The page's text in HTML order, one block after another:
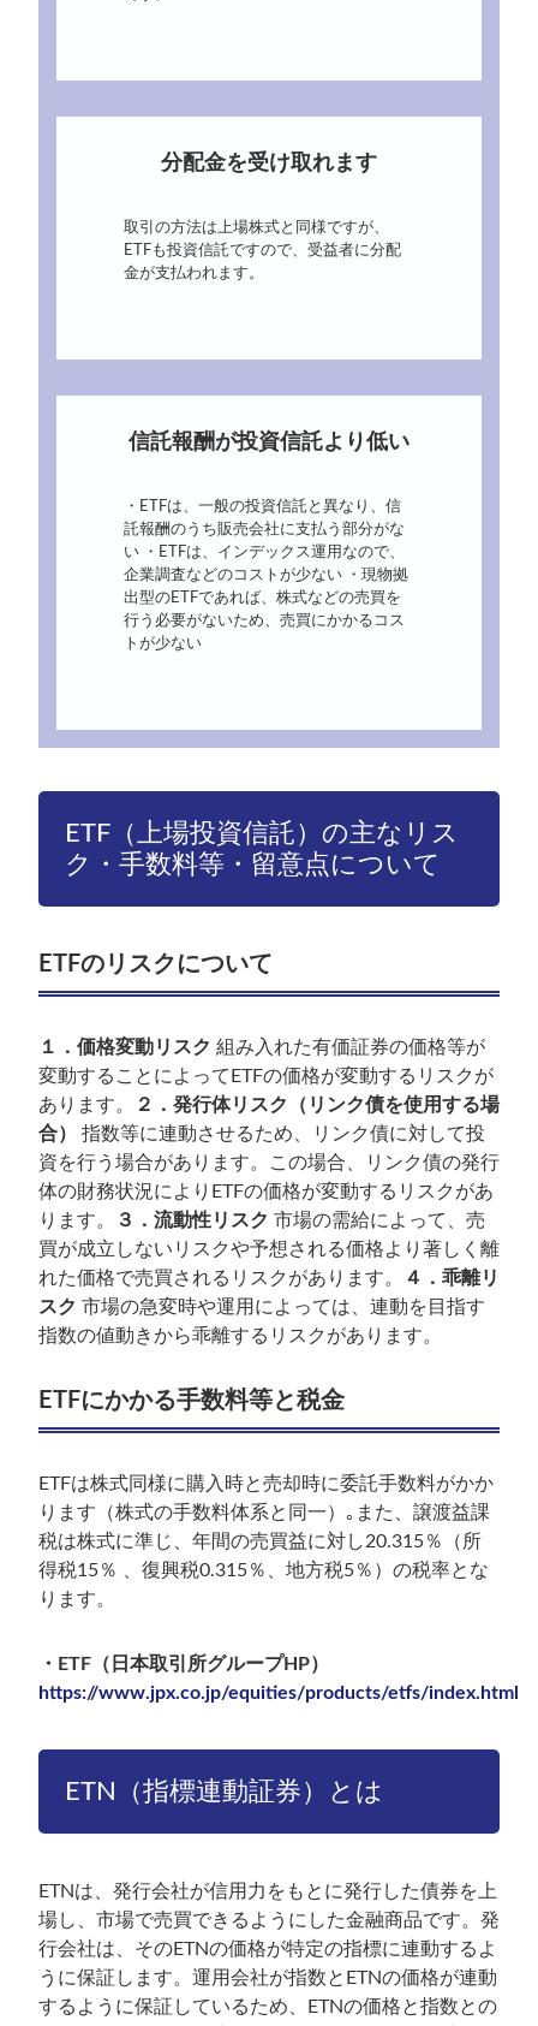
分配金を受け取れます
取引の方法は上場株式と同様ですが、
ETFも投資信託ですので、受益者に分配
金が支払われます。
信託報酬が投資信託より低い
・ETFは、一般の投資信託と異なり、信
託報酬のうち販売会社に支払う部分がな
い ・ETFは、インデックス運用なので、
企業調査などのコストが少ない ・現物拠
出型のETFであれば、株式などの売買を
行う必要がないため、売買にかかるコス
トが少ない
ETF（上場投資信託）の主なリス
ク・手数料等・留意点について
ETFのリスクについて
１．価格変動リスク 組み入れた有価証券の価格等が
変動することによってETFの価格が変動するリスクが
あります。
２．発行体リスク（リンク債を使用する場
合）
指数等に連動させるため、リンク債に対して投
資を行う場合があります。この場合、リンク債の発行
体の財務状況によりETFの価格が変動するリスクがあ
ります。
３．流動性リスク 市場の需給によって、売
買が成立しないリスクや予想される価格より著しく離
れた価格で売買されるリスクがあります。
４．乖離リ
スク 市場の急変時や運用によっては、連動を目指す
指数の値動きから乖離するリスクがあります。
ETFにかかる手数料等と税金
ETFは株式同様に購入時と売却時に委託手数料がかか
ります（株式の手数料体系と同一）｡また、譲渡益課
税は株式に準じ、年間の売買益に対し20.315％（所
得税15％ 、復興税0.315％、地方税5％）の税率とな
ります。
・ETF（日本取引所グループHP）
https://www.jpx.co.jp/equities/products/etfs/index.html
ETN（指標連動証券）とは
ETNは、発行会社が信用力をもとに発行した債券を上
場し、市場で売買できるようにした金融商品です。発
行会社は、そのETNの価格が特定の指標に連動するよ
うに保証します。運用会社が指数とETNの価格が連動
するように保証しているため、ETNの価格と指数との